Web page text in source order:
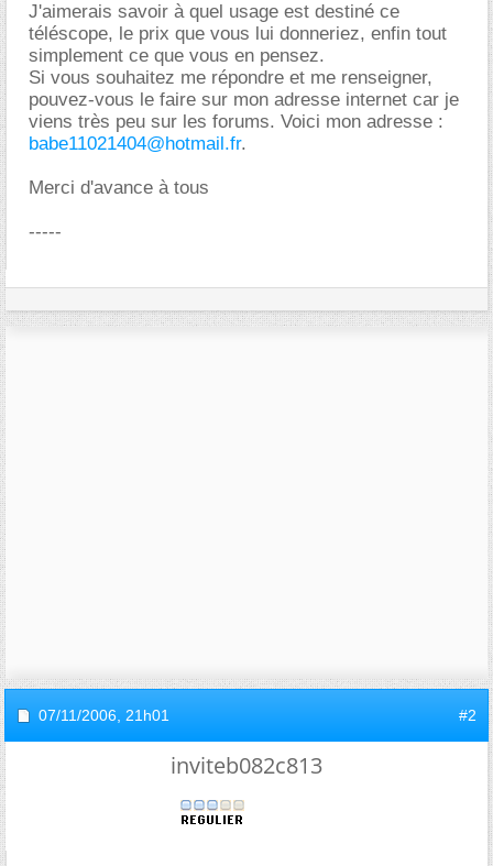
J'aimerais savoir à quel usage est destiné ce
téléscope, le prix que vous lui donneriez, enfin tout
simplement ce que vous en pensez.
Si vous souhaitez me répondre et me renseigner,
pouvez-vous le faire sur mon adresse internet car je
viens très peu sur les forums. Voici mon adresse :
babe11021404@hotmail.fr.
Merci d'avance à tous
-----
07/11/2006, 21h01 #2
inviteb082c813